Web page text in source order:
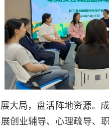
大局，盘活阵地资源。
创业辅导、心理疏导、